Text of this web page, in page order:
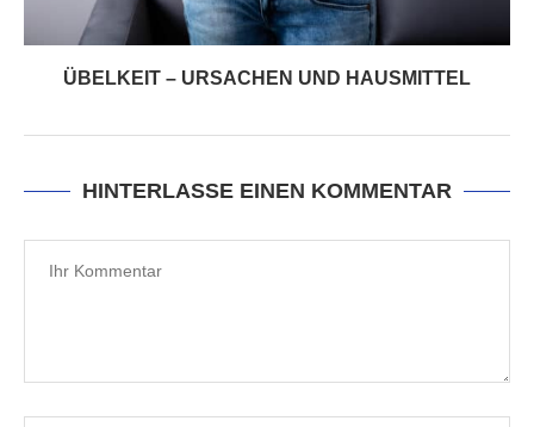
ÜBELKEIT – URSACHEN UND HAUSMITTEL
HINTERLASSE EINEN KOMMENTAR